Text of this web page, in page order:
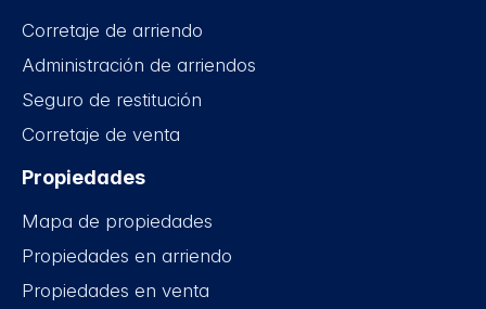
Corretaje de arriendo
Administración de arriendos
Seguro de restitución
Corretaje de venta
Propiedades
Mapa de propiedades
Propiedades en arriendo
Propiedades en venta